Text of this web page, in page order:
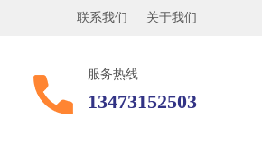
联系我们 关于我们
服务热线
13473152503